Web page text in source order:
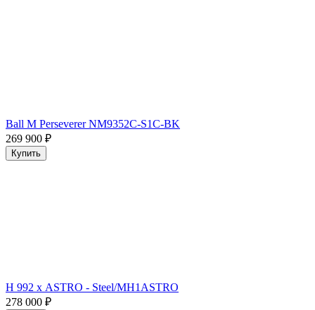
Ball M Perseverer NM9352C-S1C-BK
269 900 ₽
Купить
H 992 х ASTRO - Steel/MH1ASTRO
278 000 ₽